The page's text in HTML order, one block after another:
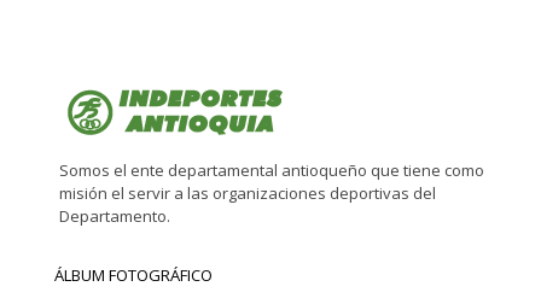
Somos el ente departamental antioqueño que tiene como
misión el servir a las organizaciones deportivas del
Departamento.
ÁLBUM FOTOGRÁFICO